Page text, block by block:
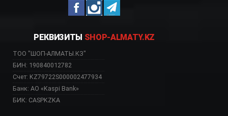
РЕКВИЗИТЫ SHOP-ALMATY.KZ
ТОО "ШОП-АЛМАТЫ.КЗ"
БИН: 190840012782
Счет: KZ79722S000002477934
Банк: АО «Kaspi Bank»
БИК: CASPKZKA